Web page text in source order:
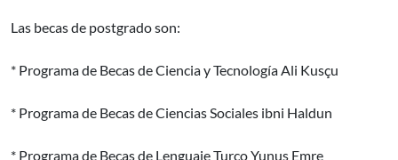
Las becas de postgrado son:
* Programa de Becas de Ciencia y Tecnología Ali Kusçu
* Programa de Becas de Ciencias Sociales ibni Haldun
* Programa de Becas de Lenguaje Turco Yunus Emre